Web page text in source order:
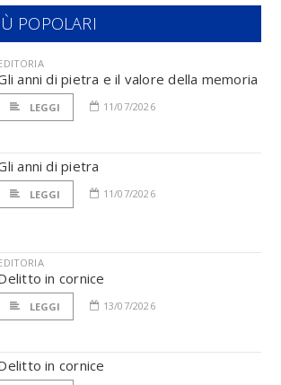
POPOLARI
anni di pietra e il valore della memoria
LEGGI 11/07/2026
anni di pietra
LEGGI 11/07/2026
in cornice
LEGGI 13/07/2026
in cornice